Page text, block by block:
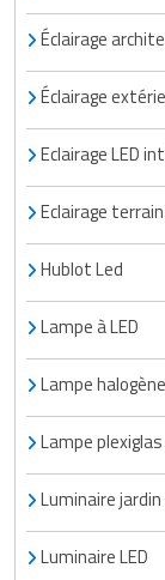
Éclairage
Éclairage
Eclairage LED
Eclairage
Hublot Led
Lampe à LED
Lampe halogène
Lampe
Luminaire jardin
Luminaire LED